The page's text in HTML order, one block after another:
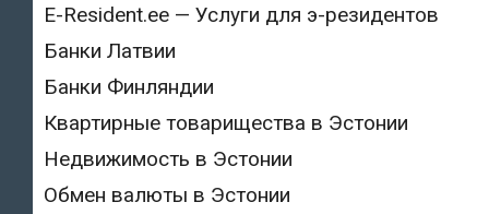
E-Resident.ee — Услуги для э-резидентов
Банки Латвии
Банки Финляндии
Квартирные товарищества в Эстонии
Недвижимость в Эстонии
Обмен валюты в Эстонии